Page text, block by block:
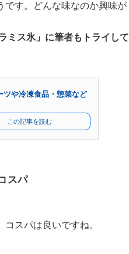
です。どんな味なのか興味が
ミス氷」に筆者もトライして
ツや冷凍食品・惣菜など
この記事を読む
スパ
スパは良いですね。